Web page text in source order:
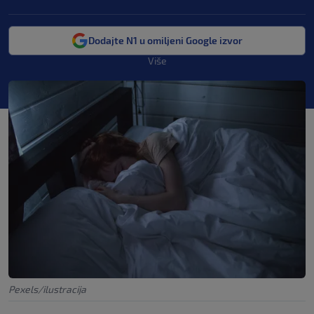
Dodajte N1 u omiljeni Google izvor
Više
Pexels/ilustracija